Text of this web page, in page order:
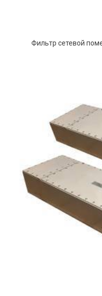
Фильтр сетевой